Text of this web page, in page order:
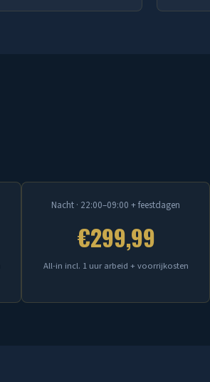
Nacht · 22:00–09:00 + feestdagen
€299,99
All-in incl. 1 uur arbeid + voorrijkosten